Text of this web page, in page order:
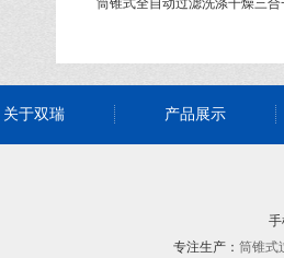
筒锥式全自动过滤洗涤干燥三合
关于双瑞 产品展示
手
专注生产： 筒锥式